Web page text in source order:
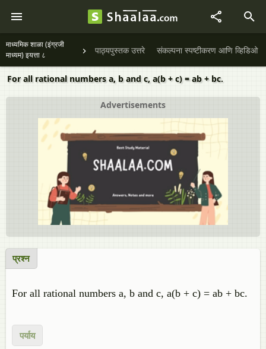
माध्यमिक शाळा (इंग्रजी
माध्यम) इयत्ता ८
पाठ्यपुस्तक उत्तरे संकल्पना स्पष्टीकरण आणि व्हिडिओ
For all rational numbers a, b and c, a(b + c) = ab + bc.
Advertisements
प्रश्न
For all rational numbers a, b and c, a(b + c) = ab + bc.
पर्याय